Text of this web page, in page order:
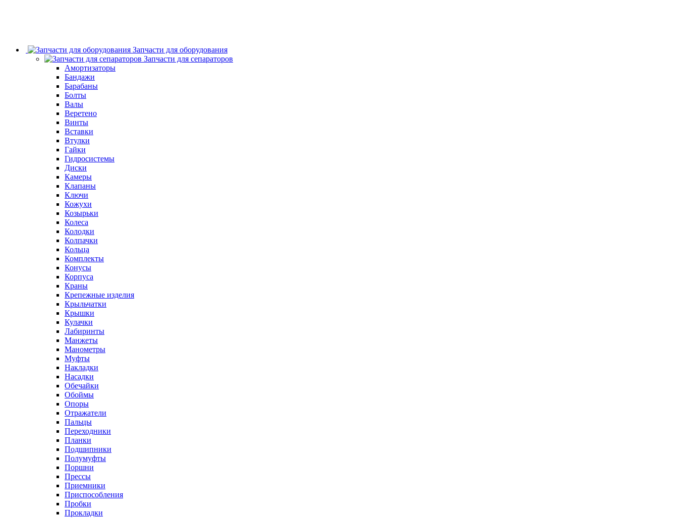
Запчасти для оборудования
Запчасти для сепараторов
Амортизаторы
Бандажи
Барабаны
Болты
Валы
Веретено
Винты
Вставки
Втулки
Гайки
Гидросистемы
Диски
Камеры
Клапаны
Ключи
Кожухи
Козырьки
Колеса
Колодки
Колпачки
Кольца
Комплекты
Конусы
Корпуса
Краны
Крепежные изделия
Крыльчатки
Крышки
Кулачки
Лабиринты
Манжеты
Манометры
Муфты
Накладки
Насадки
Обечайки
Обоймы
Опоры
Отражатели
Пальцы
Переходники
Планки
Подшипники
Полумуфты
Поршни
Прессы
Приемники
Приспособления
Пробки
Прокладки